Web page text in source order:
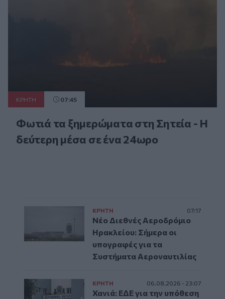
ΚΡΗΤΗ 07:45
Φωτιά τα ξημερώματα στη Σητεία - Η
δεύτερη μέσα σε ένα 24ωρο
ΚΡΗΤΗ 07:17
Νέο Διεθνές Αεροδρόμιο
Ηρακλείου: Σήμερα οι
υπογραφές για τα
Συστήματα Αεροναυτιλίας
ΚΡΗΤΗ 06.08.2026 - 23:07
Χανιά: ΕΔΕ για την υπόθεση